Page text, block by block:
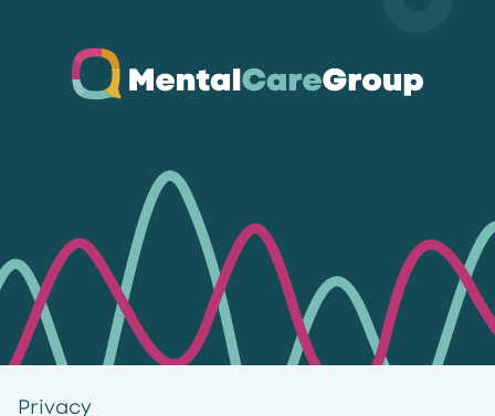
Privacy